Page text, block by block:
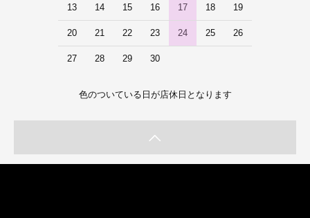
13 14 15 16 17 18 19
20 21 22 23 24 25 26
27 28 29 30
色のついている日が店休日となります